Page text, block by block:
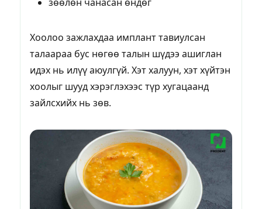
Хоолоо зажлахдаа имплант тавиулсан
талаараа бус нөгөө талын шүдээ ашиглан
идэх нь илүү аюулгүй. Хэт халуун, хэт хүйтэн
хоолыг шууд хэрэглэхээс түр хугацаанд
зайлсхийх нь зөв.